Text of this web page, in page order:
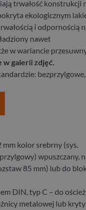
trwałość konstrukcji
ekologicznym
i odpornością
nawet
w wariancie
galerii zdjęć.
bezprzylgowe,
kolor srebrny (sys.
wpuszczany,
85 mm) lub do
DIN, typ C – do
metalowej lub kryty